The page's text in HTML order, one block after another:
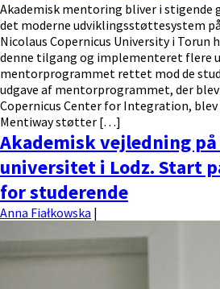
Akademisk mentoring bliver i
det moderne udviklingsstøttesystem
Nicolaus Copernicus University i Torun
denne tilgang og implementeret flere
mentorprogrammet rettet mod de
udgave af mentorprogrammet, der
Copernicus Center for Integration, blev
Mentiway støtter […]
Akademisk vejledning
universitet i Lodz. Start
for studerende
Anna Fiałkowska |